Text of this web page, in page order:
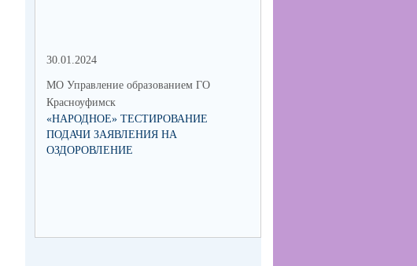
30.01.2024
МО Управление образованием ГО
Красноуфимск
«НАРОДНОЕ» ТЕСТИРОВАНИЕ
ПОДАЧИ ЗАЯВЛЕНИЯ НА
ОЗДОРОВЛЕНИЕ